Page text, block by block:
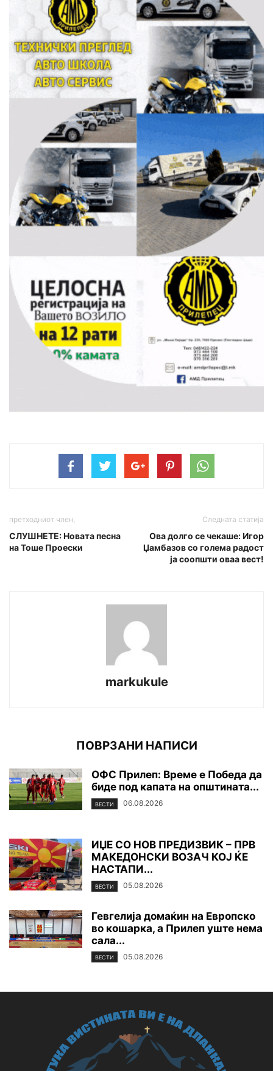
претходниот член,
СЛУШНЕТЕ: Новата песна
на Тоше Проески
Следната статија
Ова долго се чекаше: Игор
Џамбазов со голема радост
ја соопшти оваа вест!
markukule
ПОВРЗАНИ НАПИСИ
ОФС Прилеп: Време е Победа да
биде под капата на општината...
ВЕСТИ 06.08.2026
ИЏЕ СО НОВ ПРЕДИЗВИК – ПРВ
МАКЕДОНСКИ ВОЗАЧ КОЈ ЌЕ
НАСТАПИ...
ВЕСТИ 05.08.2026
Гевгелија домаќин на Европско
во кошарка, а Прилеп уште нема
сала...
ВЕСТИ 05.08.2026